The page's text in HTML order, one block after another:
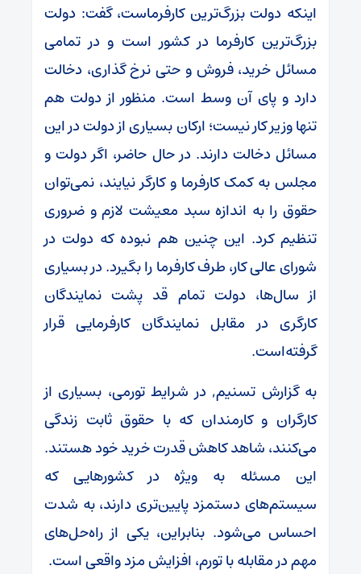
اینکه دولت بزرگ‌ترین کارفرماست، گفت: دولت
بزرگ‌ترین کارفرما در کشور است و در تمامی
مسائل خرید، فروش و حتی نرخ گذاری، دخالت
دارد و پای آن وسط است. منظور از دولت هم
تنها وزیر کار نیست؛ ارکان بسیاری از دولت در این
مسائل دخالت دارند. در حال حاضر، اگر دولت و
مجلس به کمک کارفرما و کارگر نیایند، نمی‌توان
حقوق را به اندازه سبد معیشت لازم و ضروری
تنظیم کرد. این چنین هم نبوده که دولت در
شورای عالی کار، طرف کارفرما را بگیرد. در بسیاری
از سال‌ها، دولت تمام قد پشت نمایندگان
کارگری در مقابل نمایندگان کارفرمایی قرار
گرفته‌است.
به گزارش تسنیم, در شرایط تورمی، بسیاری از
کارگران و کارمندان که با حقوق ثابت زندگی
می‌کنند، شاهد کاهش قدرت خرید خود هستند.
این مسئله به ویژه در کشورهایی که
سیستم‌های دستمزد پایین‌تری دارند، به شدت
احساس می‌شود. بنابراین، یکی از راه‌حل‌های
مهم در مقابله با تورم، افزایش مزد واقعی است.